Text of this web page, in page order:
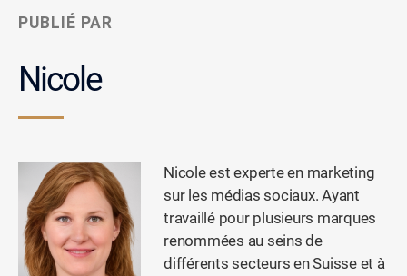
PUBLIÉ PAR
Nicole
Nicole est experte en marketing
sur les médias sociaux. Ayant
travaillé pour plusieurs marques
renommées au seins de
différents secteurs en Suisse et à